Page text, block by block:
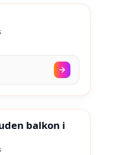
30. aug.–19. sep.
balkon i